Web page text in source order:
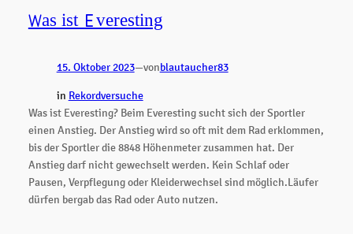
Was ist Everesting
15. Oktober 2023—vonblautaucher83
in Rekordversuche
Was ist Everesting? Beim Everesting sucht sich der Sportler
einen Anstieg. Der Anstieg wird so oft mit dem Rad erklommen,
bis der Sportler die 8848 Höhenmeter zusammen hat. Der
Anstieg darf nicht gewechselt werden. Kein Schlaf oder
Pausen, Verpflegung oder Kleiderwechsel sind möglich.Läufer
dürfen bergab das Rad oder Auto nutzen.